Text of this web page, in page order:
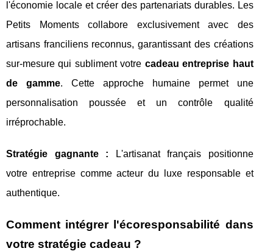
l'économie locale et créer des partenariats durables. Les
Petits Moments collabore exclusivement avec des
artisans franciliens reconnus, garantissant des créations
sur-mesure qui subliment votre cadeau entreprise haut
de gamme. Cette approche humaine permet une
personnalisation poussée et un contrôle qualité
irréprochable.
Stratégie gagnante : L'artisanat français positionne
votre entreprise comme acteur du luxe responsable et
authentique.
Comment intégrer l'écoresponsabilité dans
votre stratégie cadeau ?